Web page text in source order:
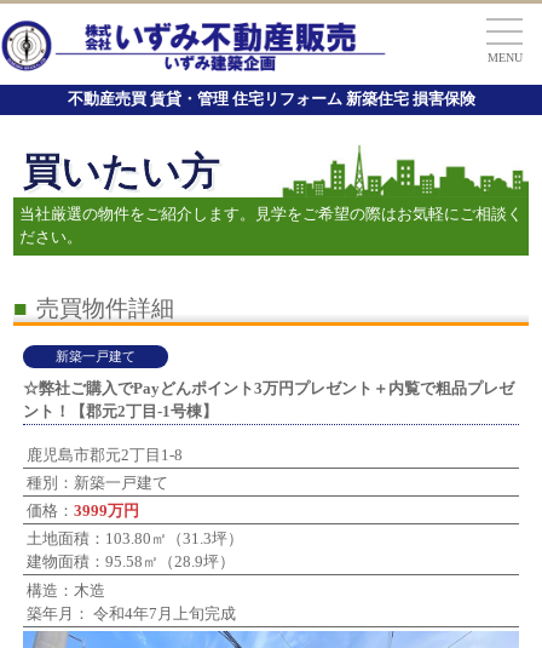
MENU
不動産売買 賃貸・管理 住宅リフォーム 新築住宅 損害保険
買いたい方
当社厳選の物件をご紹介します。見学をご希望の際はお気軽にご相談く
ださい。
■ 売買物件詳細
新築一戸建て
☆弊社ご購入でPayどんポイント3万円プレゼント＋内覧で粗品プレゼ
ント！【郡元2丁目-1号棟】
鹿児島市郡元2丁目1-8
種別：新築一戸建て
価格：3999万円
土地面積：103.80㎡（31.3坪）
建物面積：95.58㎡（28.9坪）
構造：木造
築年月： 令和4年7月上旬完成